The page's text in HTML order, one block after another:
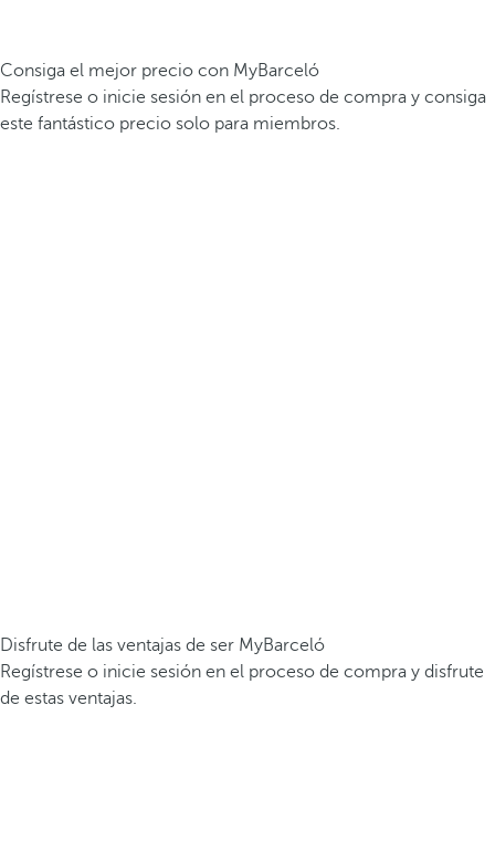
Consiga el mejor precio con MyBarceló
Regístrese o inicie sesión en el proceso de compra y consiga
este fantástico precio solo para miembros.
Disfrute de las ventajas de ser MyBarceló
Regístrese o inicie sesión en el proceso de compra y disfrute
de estas ventajas.